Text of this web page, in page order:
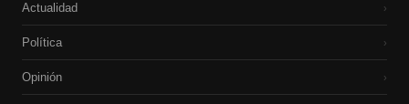
Actualidad ›
Política ›
Opinión ›